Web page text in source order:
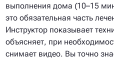
выполнения дома (10–15
это обязательная часть
Инструктор показывает
объясняет, при
снимает видео. Вы точно